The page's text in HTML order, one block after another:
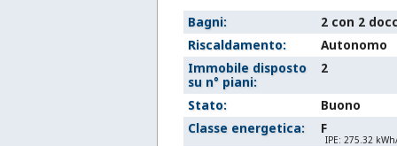
Bagni:
2 con 2
Riscaldamento:
Autonomo
Immobile disposto
su n° piani:
2
Stato:
Buono
Classe energetica:
F
IPE: 275.32